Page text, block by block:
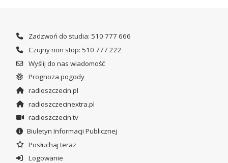
Zadzwoń do studia: 510 777 666
Czujny non stop: 510 777 222
Wyślij do nas wiadomość
Prognoza pogody
radioszczecin.pl
radioszczecinextra.pl
radioszczecin.tv
Biuletyn Informacji Publicznej
Posłuchaj teraz
Logowanie